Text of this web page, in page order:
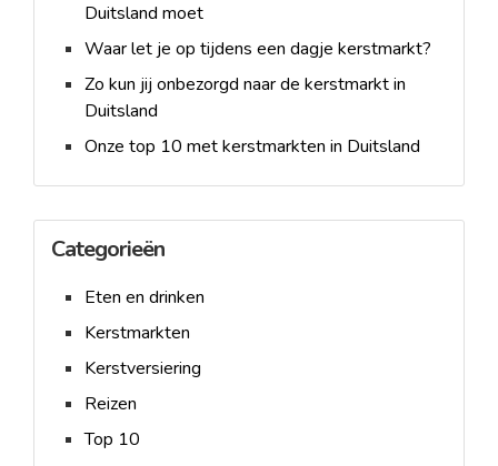
Duitsland moet
Waar let je op tijdens een dagje kerstmarkt?
Zo kun jij onbezorgd naar de kerstmarkt in
Duitsland
Onze top 10 met kerstmarkten in Duitsland
Categorieën
Eten en drinken
Kerstmarkten
Kerstversiering
Reizen
Top 10